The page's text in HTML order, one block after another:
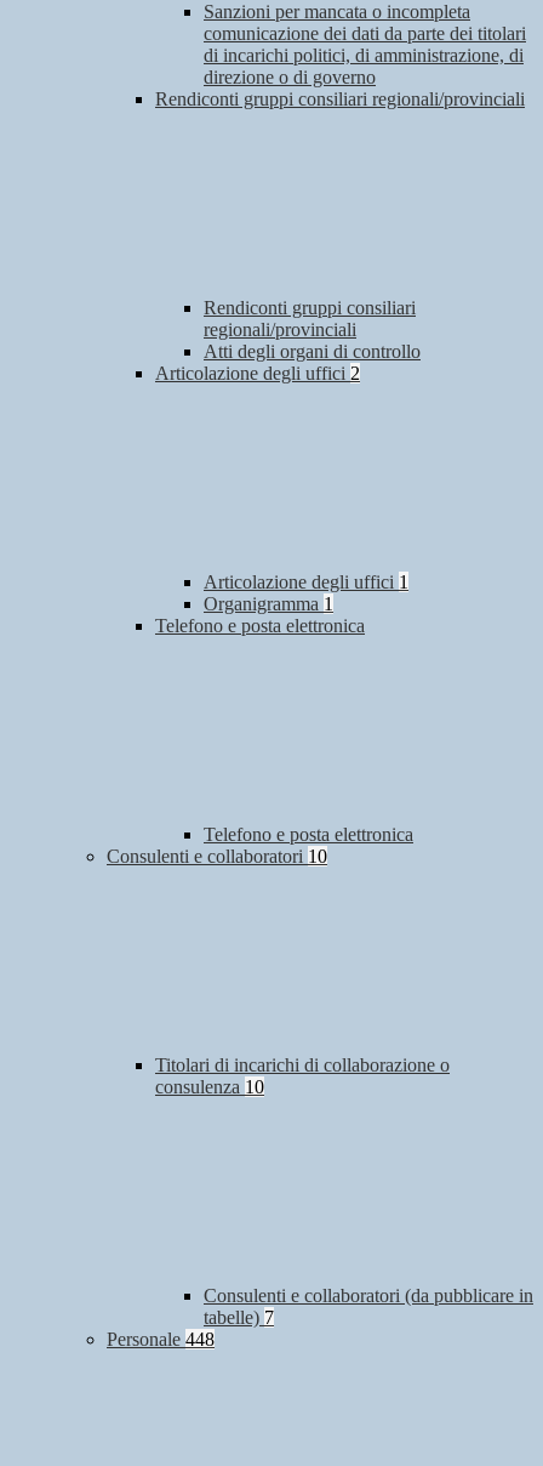
Sanzioni per mancata o incompleta
comunicazione dei dati da parte dei titolari
di incarichi politici, di amministrazione, di
direzione o di governo
Rendiconti gruppi consiliari regionali/provinciali
Rendiconti gruppi consiliari
regionali/provinciali
Atti degli organi di controllo
Articolazione degli uffici 2
Articolazione degli uffici 1
Organigramma 1
Telefono e posta elettronica
Telefono e posta elettronica
Consulenti e collaboratori 10
Titolari di incarichi di collaborazione o
consulenza 10
Consulenti e collaboratori (da pubblicare in
tabelle) 7
Personale 448